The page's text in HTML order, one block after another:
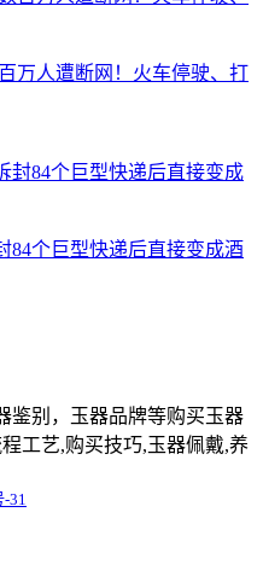
万人遭断网！火车停驶、打
84个巨型快递后直接变成酒
鉴别，玉器品牌等购买玉器
工艺,购买技巧,玉器佩戴,养
31